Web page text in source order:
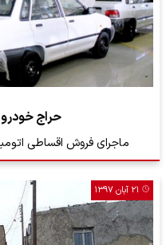
حراج
ماجرای فروش اقساطی
۲۱ آبان ۱۳۹۷